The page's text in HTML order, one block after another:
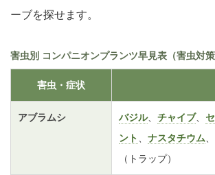
ーブを探せます。
害虫別 コンパニオンプランツ早見表（害虫対策
害虫・症状
アブラムシ バジル、 チャイブ、
ント
ナスタチウム
（トラップ）